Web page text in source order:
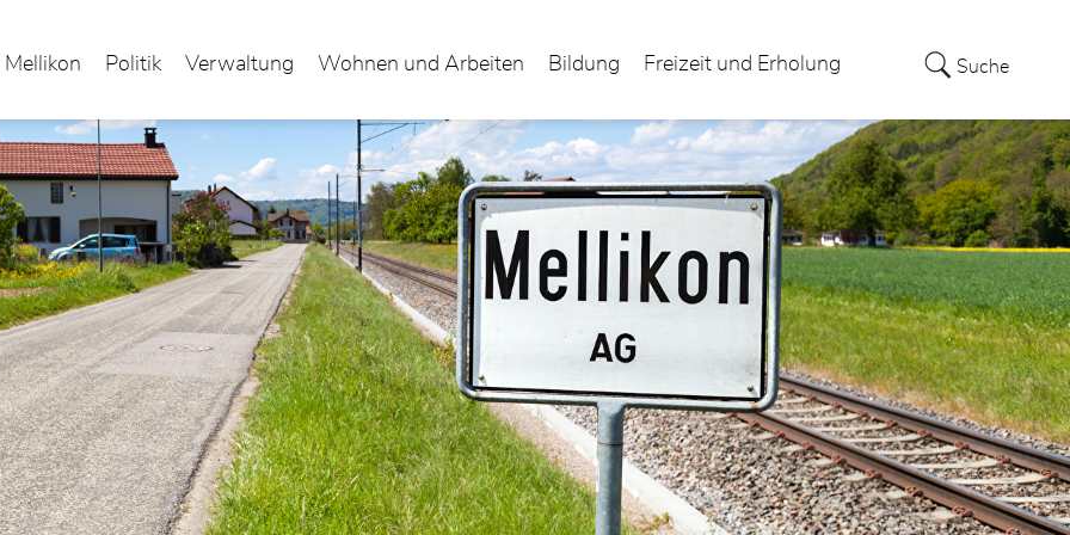
Mellikon Politik Verwaltung Wohnen und Arbeiten Bildung Freizeit und Erholung Suche